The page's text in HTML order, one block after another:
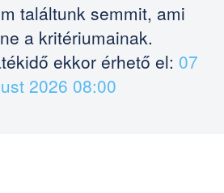
találtunk semmit, ami
a kritériumainak.
ekkor érhető el: 07
2026 08:00